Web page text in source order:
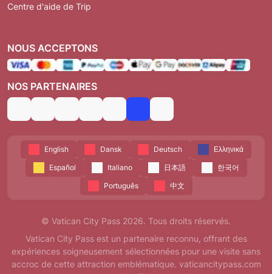
Centre d'aide de Trip
NOUS ACCEPTONS
NOS PARTENAIRES
English Dansk Deutsch
Ελληνικά
Español
Italiano 日本語
한국어
Português
中文
© Vatican City Pass 2026. Tous droits réservés.
Vatican City Pass est un partenaire reconnu, offrant des
expériences soigneusement sélectionnées pour une visite sans
accroc de cette attraction emblématique. vaticancitypass.com